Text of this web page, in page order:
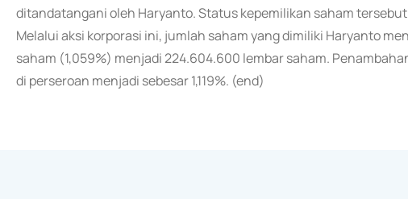
ditandatangani oleh Haryanto. Status kepemilikan saham
Melalui aksi korporasi ini, jumlah saham yang dimiliki Haryanto
saham (1,059%) menjadi 224.604.600 lembar saham.
di perseroan menjadi sebesar 1,119%. (end)